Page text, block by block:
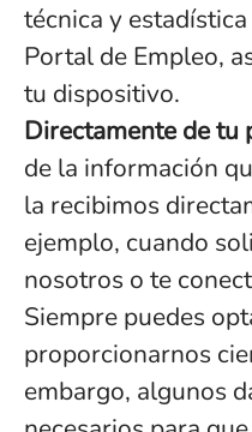
técnica y
Portal de Empleo,
tu dispositivo.
Directamente de tu
de la información
la recibimos
ejemplo, cuando
nosotros o te
Siempre puedes
proporcionarnos
embargo, algunos